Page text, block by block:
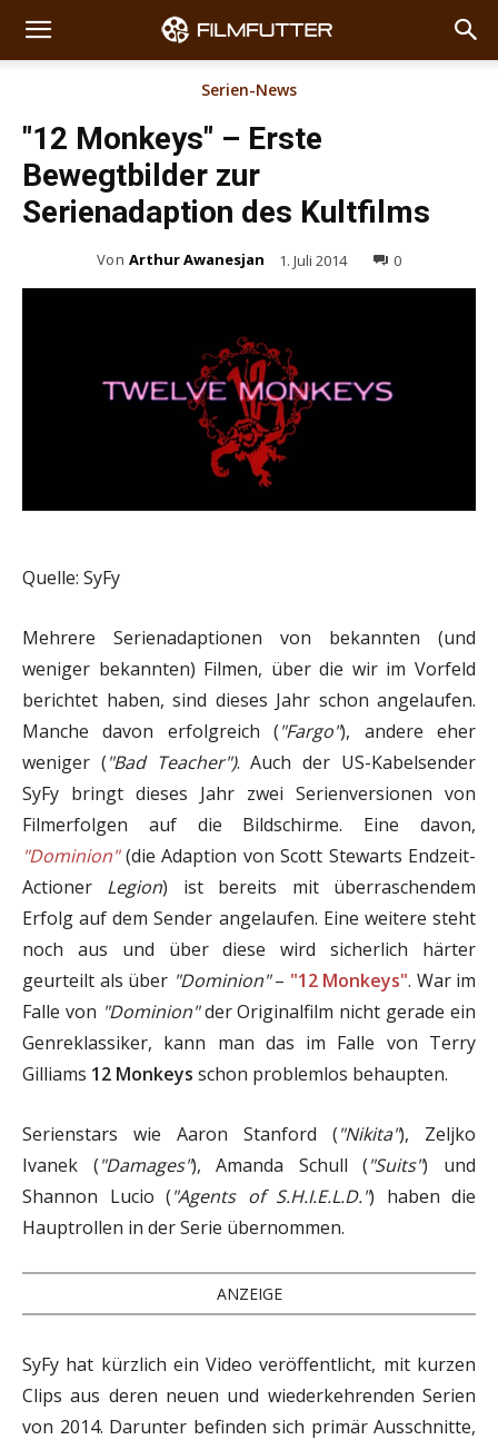
Serien-News
"12 Monkeys" – Erste
Bewegtbilder zur
Serienadaption des Kultfilms
Von Arthur Awanesjan 1. Juli 2014 0
Quelle: SyFy
Mehrere Serienadaptionen von bekannten (und
weniger bekannten) Filmen, über die wir im Vorfeld
berichtet haben, sind dieses Jahr schon angelaufen.
Manche davon erfolgreich ("Fargo"), andere eher
weniger ("Bad Teacher"). Auch der US-Kabelsender
SyFy bringt dieses Jahr zwei Serienversionen von
Filmerfolgen auf die Bildschirme. Eine davon,
"Dominion"(die Adaption von Scott Stewarts Endzeit-
Actioner Legion) ist bereits mit überraschendem
Erfolg auf dem Sender angelaufen. Eine weitere steht
noch aus und über diese wird sicherlich härter
geurteilt als über "Dominion"– "12 Monkeys". War im
Falle von "Dominion"der Originalfilm nicht gerade ein
Genreklassiker, kann man das im Falle von Terry
Gilliams 12 Monkeys schon problemlos behaupten.
Serienstars wie Aaron Stanford ("Nikita"), Zeljko
Ivanek ("Damages"), Amanda Schull ("Suits") und
Shannon Lucio ("Agents of S.H.I.E.L.D.") haben die
Hauptrollen in der Serie übernommen.
ANZEIGE
SyFy hat kürzlich ein Video veröffentlicht, mit kurzen
Clips aus deren neuen und wiederkehrenden Serien
von 2014. Darunter befinden sich primär Ausschnitte,